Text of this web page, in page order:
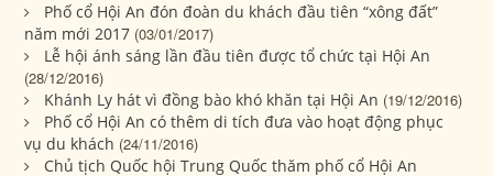
Phố cổ Hội An đón đoàn du khách đầu tiên “xông đất”
năm mới 2017 (03/01/2017)
Lễ hội ánh sáng lần đầu tiên được tổ chức tại Hội An
(28/12/2016)
Khánh Ly hát vì đồng bào khó khăn tại Hội An (19/12/2016)
Phố cổ Hội An có thêm di tích đưa vào hoạt động phục
vụ du khách (24/11/2016)
Chủ tịch Quốc hội Trung Quốc thăm phố cổ Hội An